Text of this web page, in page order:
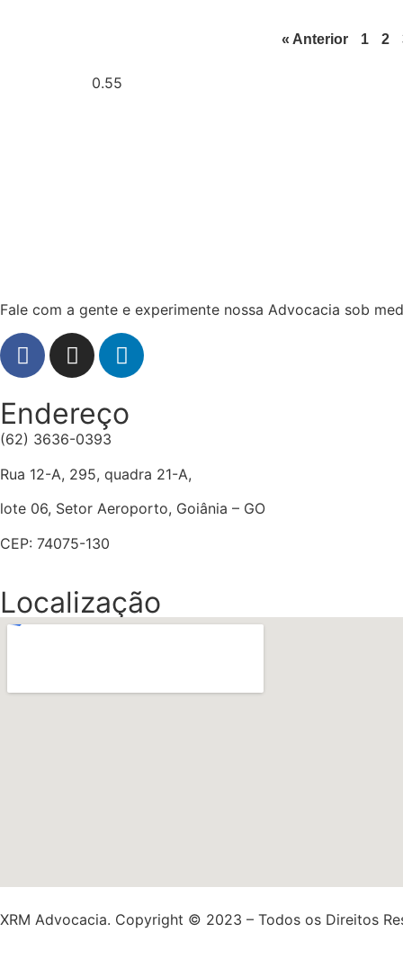
« Anterior 1 2
Fale com a gente e experimente nossa Advocacia sob
Endereço
(62) 3636-0393
Rua 12-A, 295, quadra 21-A,
lote 06, Setor Aeroporto, Goiânia – GO
CEP: 74075-130
Localização
XRM Advocacia. Copyright ©️ 2023 – Todos os Direitos